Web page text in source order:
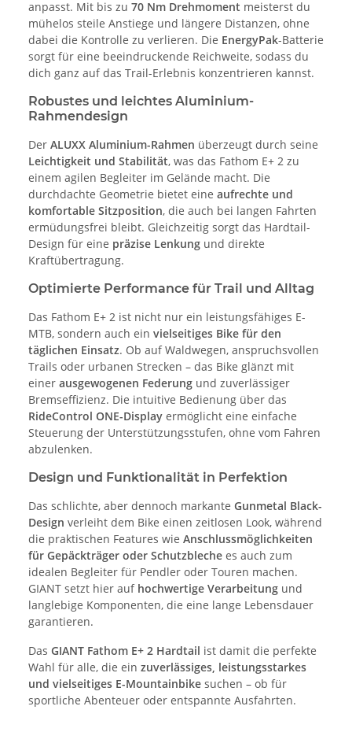
anpasst. Mit bis zu 70 Nm Drehmoment meisterst du
mühelos steile Anstiege und längere Distanzen, ohne
dabei die Kontrolle zu verlieren. Die EnergyPak-Batterie
sorgt für eine beeindruckende Reichweite, sodass du
dich ganz auf das Trail-Erlebnis konzentrieren kannst.
Robustes und leichtes Aluminium-
Rahmendesign
Der ALUXX Aluminium-Rahmen überzeugt durch seine
Leichtigkeit und Stabilität, was das Fathom E+ 2 zu
einem agilen Begleiter im Gelände macht. Die
durchdachte Geometrie bietet eine aufrechte und
komfortable Sitzposition, die auch bei langen Fahrten
ermüdungsfrei bleibt. Gleichzeitig sorgt das Hardtail-
Design für eine präzise Lenkung und direkte
Kraftübertragung.
Optimierte Performance für Trail und Alltag
Das Fathom E+ 2 ist nicht nur ein leistungsfähiges E-
MTB, sondern auch ein vielseitiges Bike für den
täglichen Einsatz. Ob auf Waldwegen, anspruchsvollen
Trails oder urbanen Strecken – das Bike glänzt mit
einer ausgewogenen Federung und zuverlässiger
Bremseffizienz. Die intuitive Bedienung über das
RideControl ONE-Display ermöglicht eine einfache
Steuerung der Unterstützungsstufen, ohne vom Fahren
abzulenken.
Design und Funktionalität in Perfektion
Das schlichte, aber dennoch markante Gunmetal Black-
Design verleiht dem Bike einen zeitlosen Look, während
die praktischen Features wie Anschlussmöglichkeiten
für Gepäckträger oder Schutzbleche es auch zum
idealen Begleiter für Pendler oder Touren machen.
GIANT setzt hier auf hochwertige Verarbeitung und
langlebige Komponenten, die eine lange Lebensdauer
garantieren.
Das GIANT Fathom E+ 2 Hardtail ist damit die perfekte
Wahl für alle, die ein zuverlässiges, leistungsstarkes
und vielseitiges E-Mountainbike suchen – ob für
sportliche Abenteuer oder entspannte Ausfahrten.